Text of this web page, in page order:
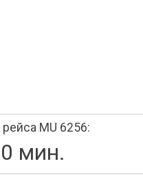
MU 6256:
0 мин.